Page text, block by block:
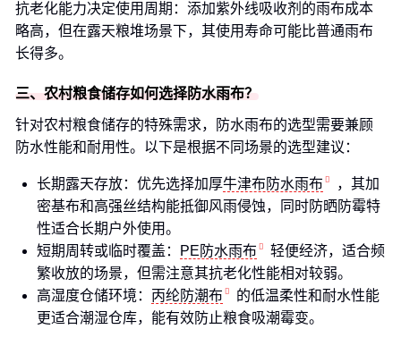
抗老化能力决定使用周期：添加紫外线吸收剂的雨布成本
略高，但在露天粮堆场景下，其使用寿命可能比普通雨布
长得多。
三、农村粮食储存如何选择防水雨布？
针对农村粮食储存的特殊需求，防水雨布的选型需要兼顾
防水性能和耐用性。以下是根据不同场景的选型建议：
长期露天存放：优先选择加厚牛津布防水雨布
，其加
密基布和高强丝结构能抵御风雨侵蚀，同时防晒防霉特
性适合长期户外使用。
短期周转或临时覆盖：
PE防水雨布
轻便经济，适合频
繁收放的场景，但需注意其抗老化性能相对较弱。
高湿度仓储环境： 丙纶防潮布
的低温柔性和耐水性能
更适合潮湿仓库，能有效防止粮食吸潮霉变。